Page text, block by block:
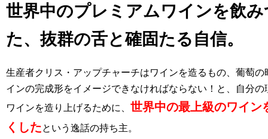
世界中のプレミアムワインを飲
た、抜群の舌と確固たる自信。
生産者クリス・アップチャーチはワインを造るもの、葡萄の
インの完成形をイメージできなければならない！と、自分の
ワインを造り上げるために、 世界中の最上級のワイン
くしたという逸話の持ち主。